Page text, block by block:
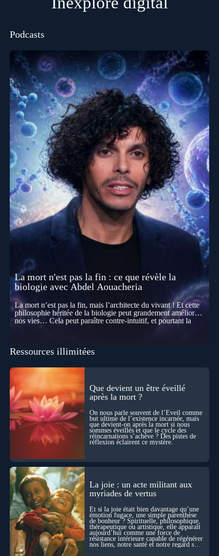
Podcasts
La mort n'est pas la fin : ce que révèle la
biologie avec Abdel Aouacheria
La mort n’est pas la fin, mais l’architecte du vivant ! Et cette
philosophie héritée de la biologie peut grandement améliorer
nos vies… Cela peut paraître contre-intuitif, et pourtant la
se construisent grâce à des milliers de morts cellulaires
effacements nécessaires façonnent la vie elle-même. À toutes
les échelles, la mort apparaît moins comme une rupture que
comme une logique active du vivant. Alors, la biologie peut-
elle transformer notre manière de penser la mort ? Existe-t-il
des ponts avec nos intuitions métaphysiques sur le cycle de
l’âme ? Nous en parlons avec Abdel Aouacheria, docteur en
biochimie et spécialiste de la mort cellulaire.
Ressources illimitées
Que devient un être éveillé
après la mort ?
On nous parle souvent de l’Éveil comme
but ultime de l’existence incarnée, mais
que devient-on après la mort si nous
sommes éveillés et que le cycle des
réincarnations s’achève ? Des pistes de
réflexion éclairent ce mystère.
La joie : un acte militant aux
myriades de vertus
Et si la joie était bien davantage qu’une
émotion fugace, une simple parenthèse
de bonheur ? Spirituelle, philosophique,
thérapeutique ou artistique, elle apparaît
aujourd’hui comme une force de
résistance intérieure capable de régénérer
nos liens, notre santé et notre regard sur